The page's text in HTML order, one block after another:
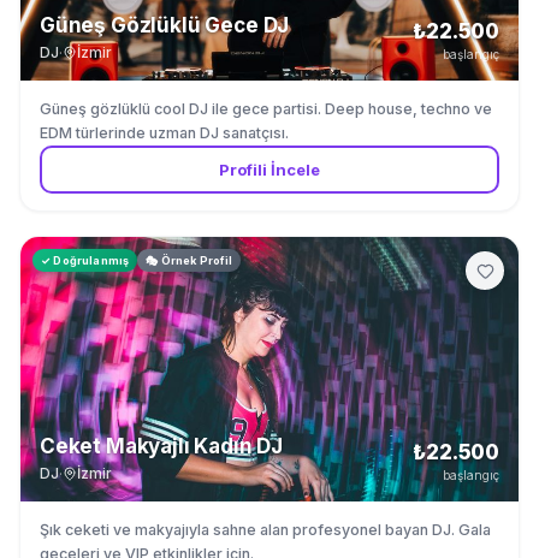
Güneş Gözlüklü Gece DJ
DJ· İzmir
₺22.500
başlangıç
Güneş gözlüklü cool DJ ile gece partisi. Deep house, techno ve
EDM türlerinde uzman DJ sanatçısı.
Profili İncele
✓ Doğrulanmış 🎭 Örnek Profil
Ceket Makyajlı Kadın DJ
DJ· İzmir
₺22.500
başlangıç
Şık ceketi ve makyajıyla sahne alan profesyonel bayan DJ. Gala
geceleri ve VIP etkinlikler için.